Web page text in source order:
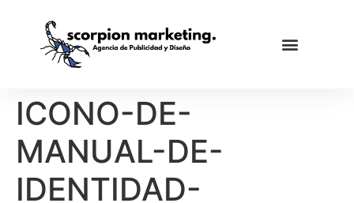
ICONO-DE-
MANUAL-DE-
IDENTIDAD-